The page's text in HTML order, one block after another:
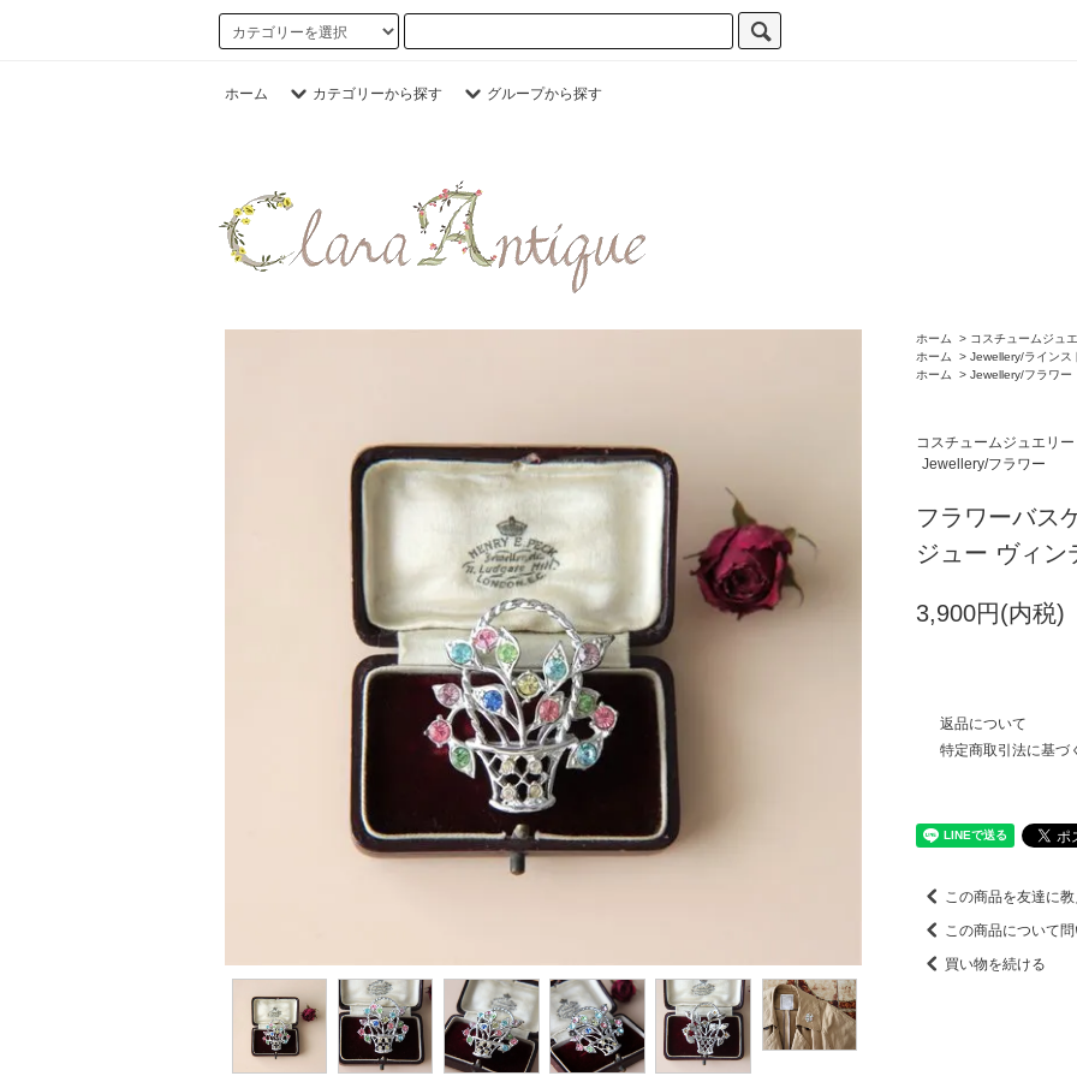
ホーム カテゴリーから探す グループから探す
ホーム > コスチュームジュ
ホーム
> Jewellery/ラインス
ホーム
> Jewellery/フラワー
コスチュームジュエリー
Jewellery/フラワー
フラワーバス
ジュー ヴィン
3,900円(内税)
返品について
特定商取引法に基づ
この商品を友達に
この商品について
買い物を続ける